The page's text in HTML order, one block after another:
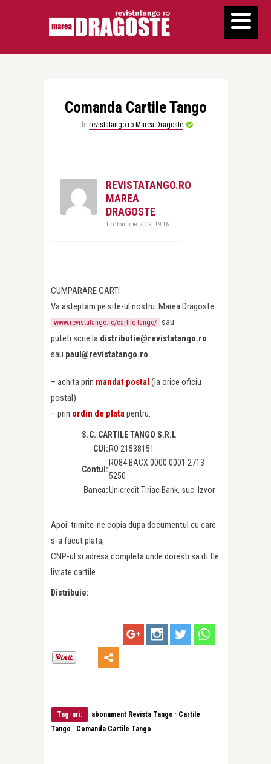
Comanda Cartile Tango
de revistatango.ro Marea Dragoste
REVISTATANGO.RO
MAREA
DRAGOSTE
1 octombrie 2009, 19:16
CUMPARARE CARTI
Va asteptam pe site-ul nostru: Marea Dragoste
www.revistatango.ro/cartile-tango/ sau
puteti scrie la distributie@revistatango.ro
sau paul@revistatango.ro
– achita prin mandat postal (la orice oficiu
postal)
– prin ordin de platapentru:
S.C. CARTILE TANGO S.R.L
CUI: RO 21538151
Contul:
RO84 BACX 0000 0001 2713
5250
Banca:Unicredit Tiriac Bank, suc. Izvor
Apoi trimite-ne copia dupa documentul cu care
s-a facut plata,
CNP-ul si adresa completa unde doresti sa iti fie
livrate cartile.
Distribuie:
Tag-uri: abonament Revista Tango · Cartile
Tango · Comanda Cartile Tango